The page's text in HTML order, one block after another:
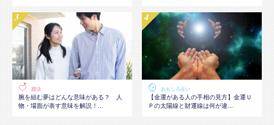
婚活
腕を組む夢はどんな意味がある？ 人
物・場面が表す意味を解説！...
おもしろ占い
【金運がある人の手相の見方】金運Ｕ
Ｐの太陽線と財運線は何が違...